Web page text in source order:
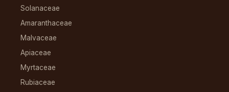
Solanaceae
Amaranthaceae
Malvaceae
Apiaceae
Myrtaceae
Rubiaceae